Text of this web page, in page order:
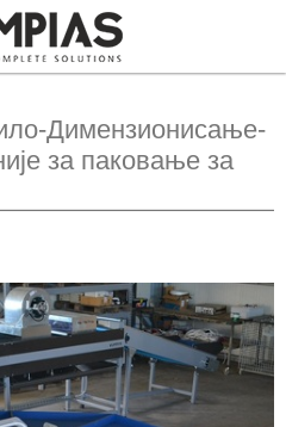
Димензионисање-
за паковање за